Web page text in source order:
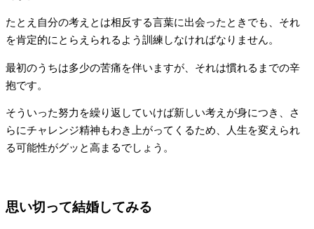
たとえ自分の考えとは相反する言葉に出会ったときでも、それ
を肯定的にとらえられるよう訓練しなければなりません。
最初のうちは多少の苦痛を伴いますが、それは慣れるまでの辛
抱です。
そういった努力を繰り返していけば新しい考えが身につき、さ
らにチャレンジ精神もわき上がってくるため、人生を変えられ
る可能性がグッと高まるでしょう。
思い切って結婚してみる